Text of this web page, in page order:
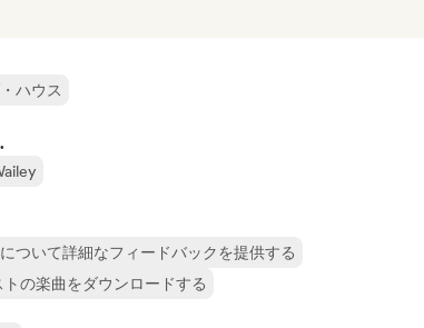
ハウス
ついて詳細なフィードバックを提供する
の楽曲をダウンロードする